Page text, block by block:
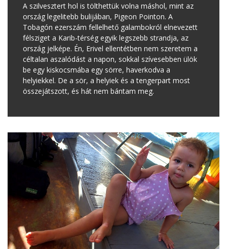
A szilvesztert hol is tölthettük volna máshol, mint az
ország legelitebb bulijában, Pigeon Pointon. A
Tobagón ezerszám fellelhető galambokról elnevezett
félsziget a Karib-térség egyik legszebb strandja, az
ország jelképe. Én, Erivel ellentétben nem szeretem a
céltalan aszalódást a napon, sokkal szívesebben ülök
be egy kiskocsmába egy sörre, haverkodva a
helyiekkel. De a sör, a helyiek és a tengerpart most
összejátszott, és hát nem bántam meg.